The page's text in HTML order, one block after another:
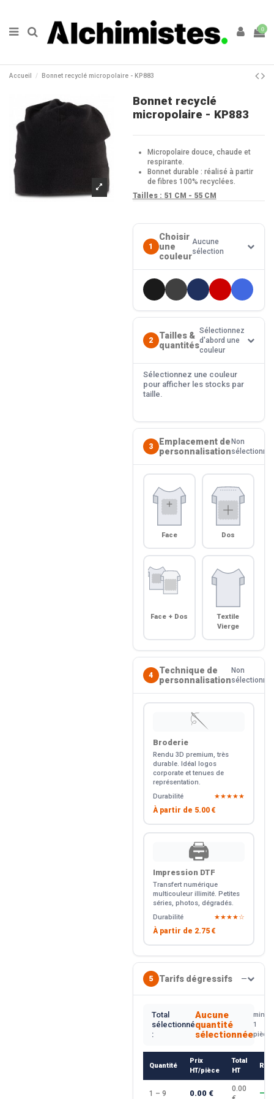
0
Accueil Bonnet recyclé micropolaire - KP883
Bonnet recyclé
micropolaire - KP883
Micropolaire douce, chaude et
respirante.
Bonnet durable : réalisé à partir
de fibres 100% recyclées.
Tailles : 51 CM - 55 CM
1
Choisir
une
couleur
Aucune
sélection
2
Tailles &
quantités
Sélectionnez
d'abord une
couleur
Sélectionnez une couleur
pour afficher les stocks par
taille.
3
Emplacement de
personnalisation
Non
sélectionné
Face Dos
Face + Dos
Textile
Vierge
4
Technique de
personnalisation
Non
sélectionné
🪡
Broderie
Rendu 3D premium, très
durable. Idéal logos
corporate et tenues de
représentation.
Durabilité
★★★★★
À partir de 5.00 €
🖨️
Impression DTF
Transfert numérique
multicouleur illimité. Petites
séries, photos, dégradés.
Durabilité
★★★★☆
À partir de 2.75 €
5 Tarifs dégressifs —
Total
sélectionné
:
Aucune
quantité
sélectionnée
min.
1
pièce
Quantité
Prix
HT/pièce
Total
HT
1 – 9 0.00 €
0.00
—